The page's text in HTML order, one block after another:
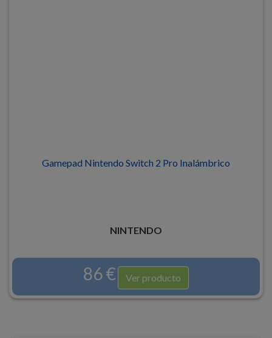
Gamepad Nintendo Switch 2 Pro Inalámbrico
NINTENDO
86 € Ver producto